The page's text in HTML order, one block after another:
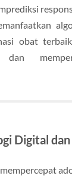
obat
Digital